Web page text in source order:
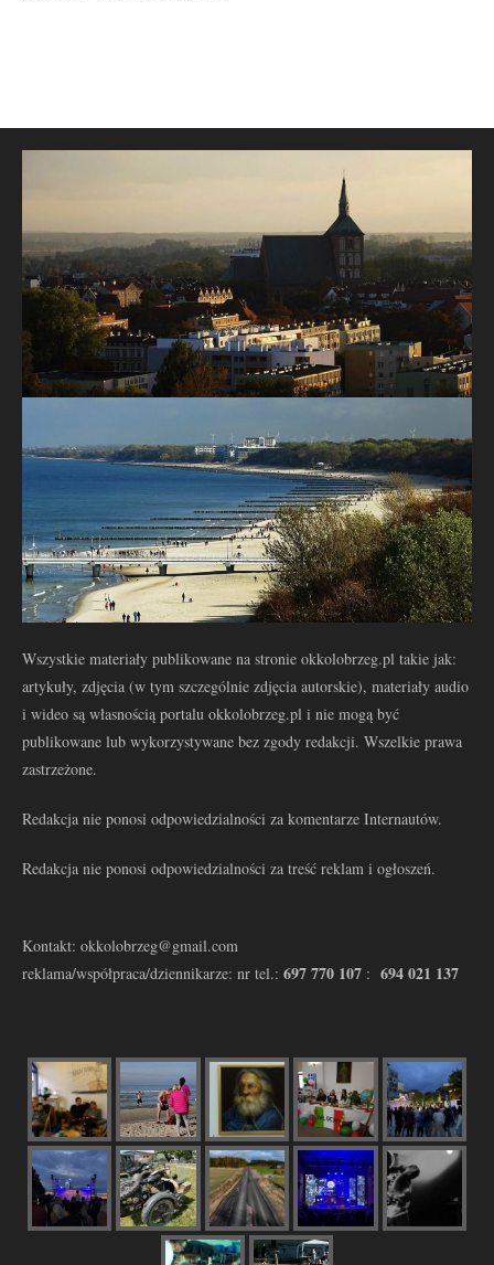
Wszystkie materiały publikowane na stronie okkolobrzeg.pl takie jak:
artykuły, zdjęcia (w tym szczególnie zdjęcia autorskie), materiały audio
i wideo są własnością portalu okkolobrzeg.pl i nie mogą być
publikowane lub wykorzystywane bez zgody redakcji. Wszelkie prawa
zastrzeżone.
Redakcja nie ponosi odpowiedzialności za komentarze Internautów.
Redakcja nie ponosi odpowiedzialności za treść reklam i ogłoszeń.
Kontakt: okkolobrzeg@gmail.com
reklama/współpraca/dziennikarze: nr tel.: 697 770 107 : 694 021 137